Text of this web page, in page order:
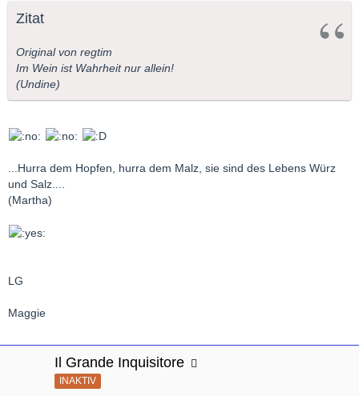
Zitat
Original von regtim
Im Wein ist Wahrheit nur allein!
(Undine)
...Hurra dem Hopfen, hurra dem Malz, sie sind des Lebens Würz
und Salz....
(Martha)
LG
Maggie
Il Grande Inquisitore
INAKTIV